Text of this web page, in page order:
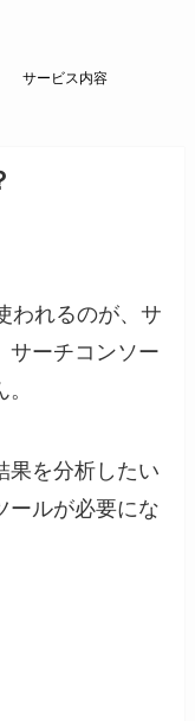
サービス内容
われるのが、サ
サーチコンソー
果を分析したい
ールが必要にな